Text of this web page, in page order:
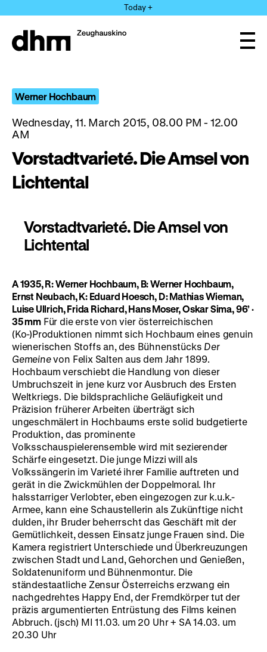
directly
the
Today +
Werner Hochbaum
Wednesday, 11. March 2015, 08.00 PM - 12.00
AM
Vorstadtvarieté. Die Amsel von
Lichtental
Vorstadtvarieté. Die Amsel von
Lichtental
A 1935, R: Werner Hochbaum, B: Werner Hochbaum,
Ernst Neubach, K: Eduard Hoesch, D: Mathias Wieman,
Luise Ullrich, Frida Richard, Hans Moser, Oskar Sima, 96’·
35 mm Für die erste von vier österreichischen
(Ko-)Produktionen nimmt sich Hochbaum eines genuin
wienerischen Stoffs an, des Bühnenstücks Der
Gemeinevon Felix Salten aus dem Jahr 1899.
Hochbaum verschiebt die Handlung von dieser
Umbruchszeit in jene kurz vor Ausbruch des Ersten
Weltkriegs. Die bildsprachliche Geläufigkeit und
Präzision früherer Arbeiten überträgt sich
ungeschmälert in Hochbaums erste solid budgetierte
Produktion, das prominente
Volksschauspielerensemble wird mit sezierender
Schärfe eingesetzt. Die junge Mizzi will als
Volkssängerin im Varieté ihrer Familie auftreten und
gerät in die Zwickmühlen der Doppelmoral. Ihr
halsstarriger Verlobter, eben eingezogen zur k.u.k.-
Armee, kann eine Schaustellerin als Zukünftige nicht
dulden, ihr Bruder beherrscht das Geschäft mit der
Gemütlichkeit, dessen Einsatz junge Frauen sind. Die
Kamera registriert Unterschiede und Überkreuzungen
zwischen Stadt und Land, Gehorchen und Genießen,
Soldatenuniform und Bühnenmontur. Die
ständestaatliche Zensur Österreichs erzwang ein
nachgedrehtes Happy End, der Fremdkörper tut der
präzis argumentierten Entrüstung des Films keinen
Abbruch. (jsch) MI 11.03. um 20 Uhr + SA 14.03. um
20.30 Uhr